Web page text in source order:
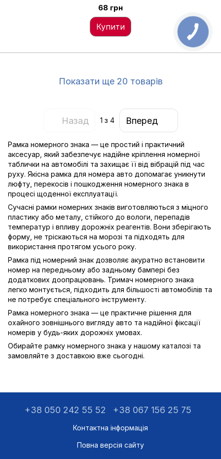
68 грн
Купити
Показати ще 20 товарів
Назад 1 з 4 Вперед
Рамка номерного знака — це простий і практичний
аксесуар, який забезпечує надійне кріплення номерної
таблички на автомобілі та захищає її від вібрацій під час
руху. Якісна рамка для номера авто допомагає уникнути
люфту, перекосів і пошкодження номерного знака в
процесі щоденної експлуатації.
Сучасні рамки номерних знаків виготовляються з міцного
пластику або металу, стійкого до вологи, перепадів
температур і впливу дорожніх реагентів. Вони зберігають
форму, не тріскаються на морозі та підходять для
використання протягом усього року.
Рамка під номерний знак дозволяє акуратно встановити
номер на передньому або задньому бампері без
додаткових доопрацювань. Тримач номерного знака
легко монтується, підходить для більшості автомобілів та
не потребує спеціального інструменту.
Рамка номерного знака — це практичне рішення для
охайного зовнішнього вигляду авто та надійної фіксації
номерів у будь-яких дорожніх умовах.
Обирайте рамку номерного знака у нашому каталозі та
замовляйте з доставкою вже сьогодні.
+38 050 242 55 52 +38 067 156 25 75
Контактна інформація
Повна версія сайту